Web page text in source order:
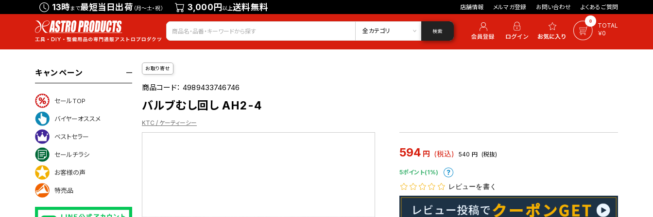
13時まで最短当日出荷 （月～土・祝） 3,000円以上送料無料 店舗情報 メルマガ登録 お問い合わせ よくあるご質問
会員登録 ログイン お気に入り 0
TOTAL
￥0
全カテゴリ 検索
キャンペーン
セールTOP
バイヤーオススメ
ベストセラー
セールチラシ
お客様の声
特売品
お取り寄せ
商品コード：4989433746746
バルブむし回し AH2-4
KTC / ケーティーシー
594 円 (税込) 540 円 (税抜)
5ポイント(1%)
レビューを書く